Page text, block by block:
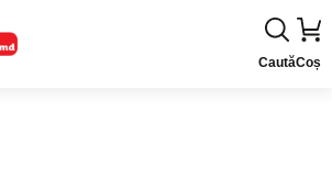
CautăCoș